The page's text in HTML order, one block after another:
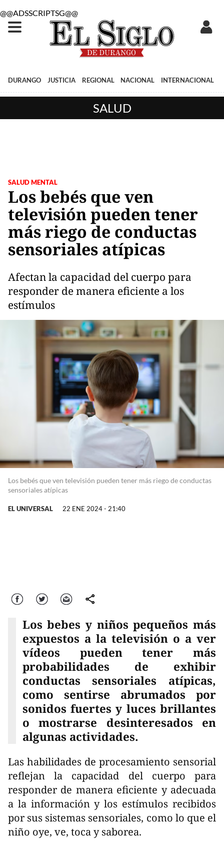
@@ADSSCRIPTSG@@
DURANGO JUSTICIA REGIONAL NACIONAL INTERNACIONAL
SALUD
SALUD MENTAL
Los bebés que ven
televisión pueden tener
más riego de conductas
sensoriales atípicas
Afectan la capacidad del cuerpo para
responder de manera eficiente a los
estímulos
Los bebés que ven televisión pueden tener más riego de conductas
sensoriales atípicas
EL UNIVERSAL 22 ENE 2024 - 21:40
Facebook Twitter Correo comparte
Los bebes y niños pequeños más
expuestos a la televisión o a ver
vídeos pueden tener más
probabilidades de exhibir
conductas sensoriales atípicas,
como sentirse abrumados por
sonidos fuertes y luces brillantes
o mostrarse desinteresados en
algunas actividades.
Las habilidades de procesamiento sensorial
reflejan la capacidad del cuerpo para
responder de manera eficiente y adecuada
a la información y los estímulos recibidos
por sus sistemas sensoriales, como lo que el
niño oye, ve, toca y saborea.